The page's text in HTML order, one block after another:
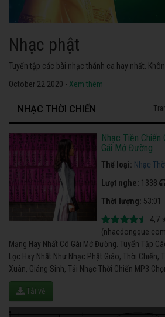
Nhạc phật
Tuyển tập các bài nhạc thánh ca hay nhất.
October 22 2020 - Xem thêm
NHẠC THỜI CHIẾN
Nhạc Tiền Chiến
Gái Mở Đường
Thể loại: Nhạc
Lượt nghe: 1338
Thời lượng: 53:01
4,7
Mạng Hay Nhất Cô Gái Mở Đường. Tuyển Tập
Lọc Hay Nhất Như Nhạc Phật Giáo, Thời Chiến,
Xuân, Giáng Sinh, Tải Nhạc Thời Chiến MP3
Tải về